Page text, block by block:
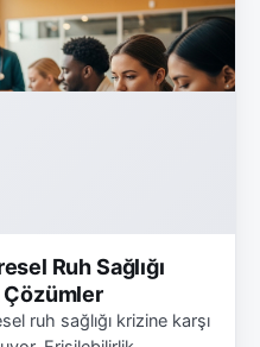
Ruh Sağlığı
Çözümler
ruh sağlığı krizine karşı